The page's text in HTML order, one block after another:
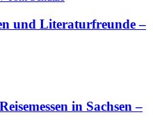
und Literaturfreunde –
in Sachsen –